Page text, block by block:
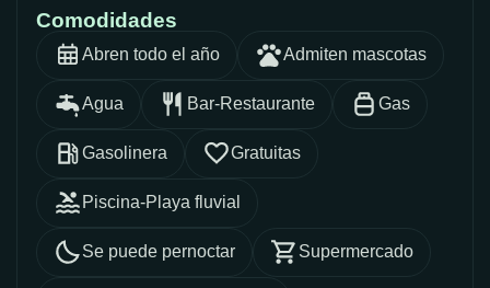
Comodidades
Abren todo el año Admiten mascotas
Agua Bar-Restaurante Gas
Gasolinera Gratuitas
Piscina-Playa fluvial
Se puede pernoctar Supermercado